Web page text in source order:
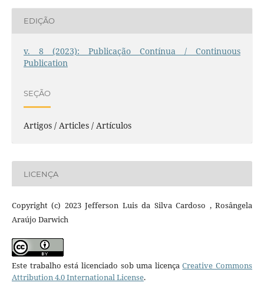
EDIÇÃO
v. 8 (2023): Publicação Contínua / Continuous
Publication
SEÇÃO
Artigos / Articles / Artículos
LICENÇA
Copyright (c) 2023 Jefferson Luis da Silva Cardoso , Rosângela
Araújo Darwich
Este trabalho está licenciado sob uma licençaCreative Commons
Attribution 4.0 International License.